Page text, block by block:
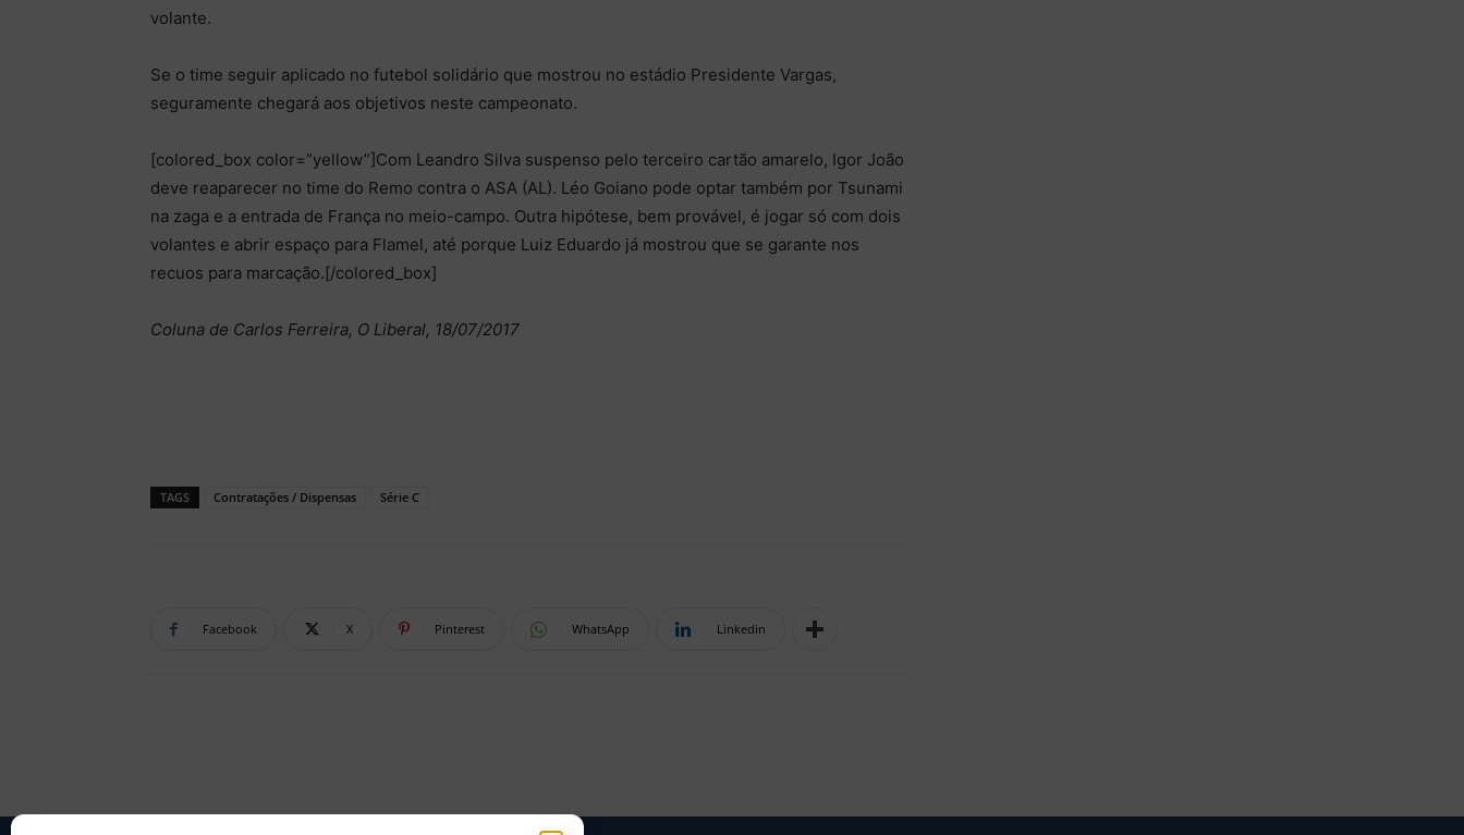
volante.
Se o time seguir aplicado no futebol solidário que mostrou no estádio Presidente Vargas,
seguramente chegará aos objetivos neste campeonato.
[colored_box color=”yellow”]Com Leandro Silva suspenso pelo terceiro cartão amarelo, Igor João
deve reaparecer no time do Remo contra o ASA (AL). Léo Goiano pode optar também por Tsunami
na zaga e a entrada de França no meio-campo. Outra hipótese, bem provável, é jogar só com dois
volantes e abrir espaço para Flamel, até porque Luiz Eduardo já mostrou que se garante nos
recuos para marcação.[/colored_box]
Coluna de Carlos Ferreira, O Liberal, 18/07/2017
TAGS Contratações / Dispensas Série C
Facebook X Pinterest WhatsApp Linkedin